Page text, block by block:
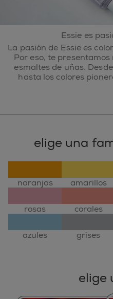
Essie es
La pasión de Essie es
Por eso, te
esmaltes de uñas.
hasta los colores
elige una
naranjas amarillos
rosas corales
azules grises
elige